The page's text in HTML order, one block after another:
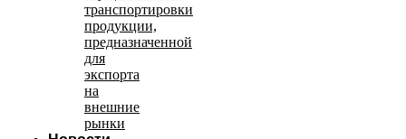
транспортировки
продукции,
предназначенной
для
экспорта
на
внешние
рынки